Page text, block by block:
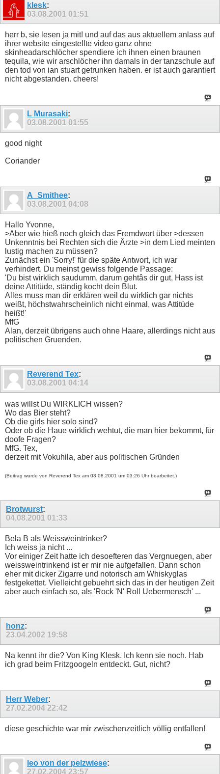
klesk:
03.08.2001 01:51
herr b, sie lesen ja mit! und auf das aus aktuellem anlass auf
ihrer website eingestellte video ganz ohne
skinheadarschlöcher spendiere ich ihnen einen braunen
tequila, wie wir arschlöcher ihn damals in der tanzschule auf
den tod von ian stuart getrunken haben. er ist auch garantiert
nicht abgestanden. cheers!
L Murasaki:
03.08.2001 01:55
good night
Coriander
A_Smithee:
03.08.2001 04:08
Hallo Yvonne,
>Aber wie hieß noch gleich das Fremdwort über >dessen
Unkenntnis bei Rechten sich die Ärzte >in dem Lied meinten
lustig machen zu müssen?
Zunächst ein 'Sorry!' für die späte Antwort, ich war
verhindert. Du meinst gewiss folgende Passage:
'Du bist wirklich saudumm, darum gehtâs dir gut, Hass ist
deine Attitüde, ständig kocht dein Blut.
Alles muss man dir erklären weil du wirklich gar nichts
weißt, höchstwahrscheinlich nicht einmal, was Attitüde
heißt!'
MfG
Alan, derzeit übrigens auch ohne Haare, allerdings nicht aus
politischen Gruenden.
Reverend Tex:
03.08.2001 04:14
was willst Du WIRKLICH wissen?
Wo das Bier steht?
Ob die girls hier solo sind?
Oder ob die Haue wirklich wehtut, die man hier bekommt, für
doofe Fragen?
MfG. Tex,
derzeit mit Vokuhila, aber aus politischen Gründen
(Beitrag wurde von Reverend Tex am 03.08.2001 um 03:26 Uhr bearbeitet.)
Brotwurst:
04.08.2001 01:33
Bela B als Weissweintrinker?
Ich weiss ja nicht ...
Vor einiger Zeit hatte ich desoefteren das Vergnuegen, aber
weissweintrinkend ist er mir nie aufgefallen. Dann schon
eher mit dicker Zigarre und notorisch am Whiskyglas
festgekettet. Vielleicht gebuehrt sich das in der heutigen Zeit
aber auch einfach so, als 'Rock 'N' Roll Uebermensch' ...
honz:
23.04.2002 19:58
Na kennt ihr die? Von King Klesk. Ich kenn sie noch. Hab
ich grad beim Fritzgoogeln entdeckt. Gut, nicht?
Herr Weber:
27.02.2004 22:42
diese geschichte war mir zwischenzeitlich völlig entfallen!
leo von der pelzwiese:
27.02.2004 23:57